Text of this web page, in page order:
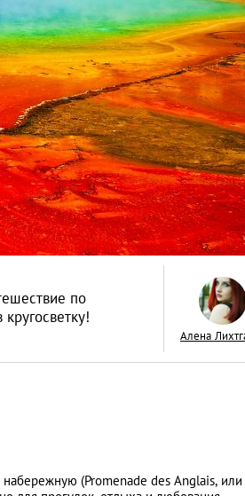
по
Алена
(Promenade des Anglais, или